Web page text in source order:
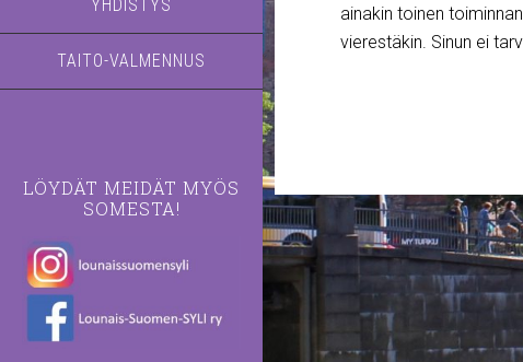
YHDISTYS
TAITO-VALMENNUS
LÖYDÄT MEIDÄT MYÖS
SOMESTA!
ainakin toinen
vierestäkin. Sinun ei